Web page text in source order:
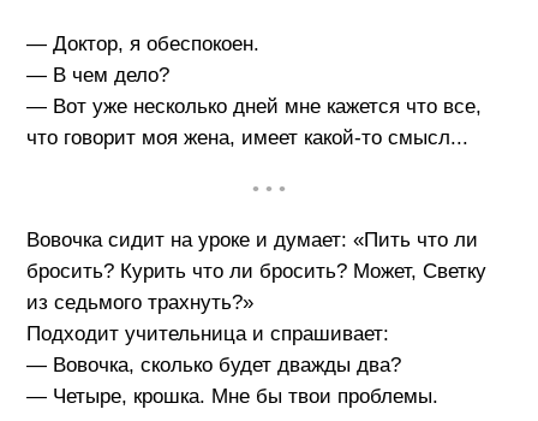
— Доктор, я обеспокоен.
— В чем дело?
— Вот уже несколько дней мне кажется что все,
что говорит моя жена, имеет какой-то смысл...
• • •
Вовочка сидит на уроке и думает: «Пить что ли
бросить? Курить что ли бросить? Может, Светку
из седьмого трахнуть?»
Подходит учительница и спрашивает:
— Вовочка, сколько будет дважды два?
— Четыре, крошка. Мне бы твои проблемы.